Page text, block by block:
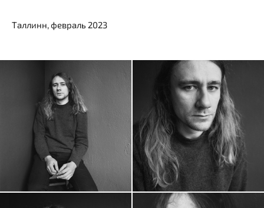
Таллинн, февраль 2023